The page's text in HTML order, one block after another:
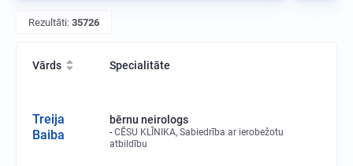
Rezultāti: 35726
Vārds Specialitāte
Treija
Baiba
bērnu neirologs
CĒSU KLĪNIKA, Sabiedrība ar ierobežotu
atbildību